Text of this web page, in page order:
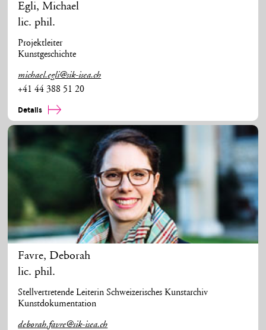
Egli,Michael
lic. phil.
Projektleiter
Kunstgeschichte
michael.egli@sik-isea.ch
+41 44 388 51 20
Details
Favre, Deborah
lic. phil.
Stellvertretende Leiterin Schweizerisches Kunstarchiv
Kunstdokumentation
deborah.favre@sik-isea.ch